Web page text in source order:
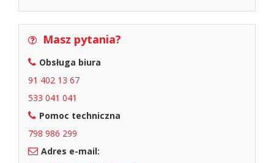
Masz pytania?
Obsługa biura
91 402 13 67
533 041 041
Pomoc techniczna
798 986 299
Adres e-mail: